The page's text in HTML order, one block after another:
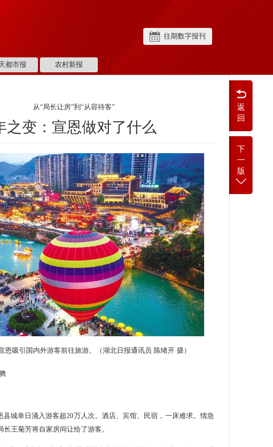
往期数字报刊
返
回
下
一
版
都市报 农村新报
从“局长让房”到“从容待客”
之变：宣恩做对了什么
恩吸引国内外游客前往旅游。（湖北日报通讯员 陈绪开 摄）
县城单日涌入游客超20万人次。酒店、宾馆、民宿，一床难求。情急
王菊芳将自家房间让给了游客。